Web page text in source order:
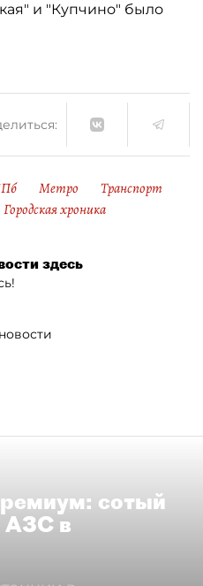
и "Купчино" было
Метро
Транспорт
Городская хроника
здесь
сотый
АЗС в